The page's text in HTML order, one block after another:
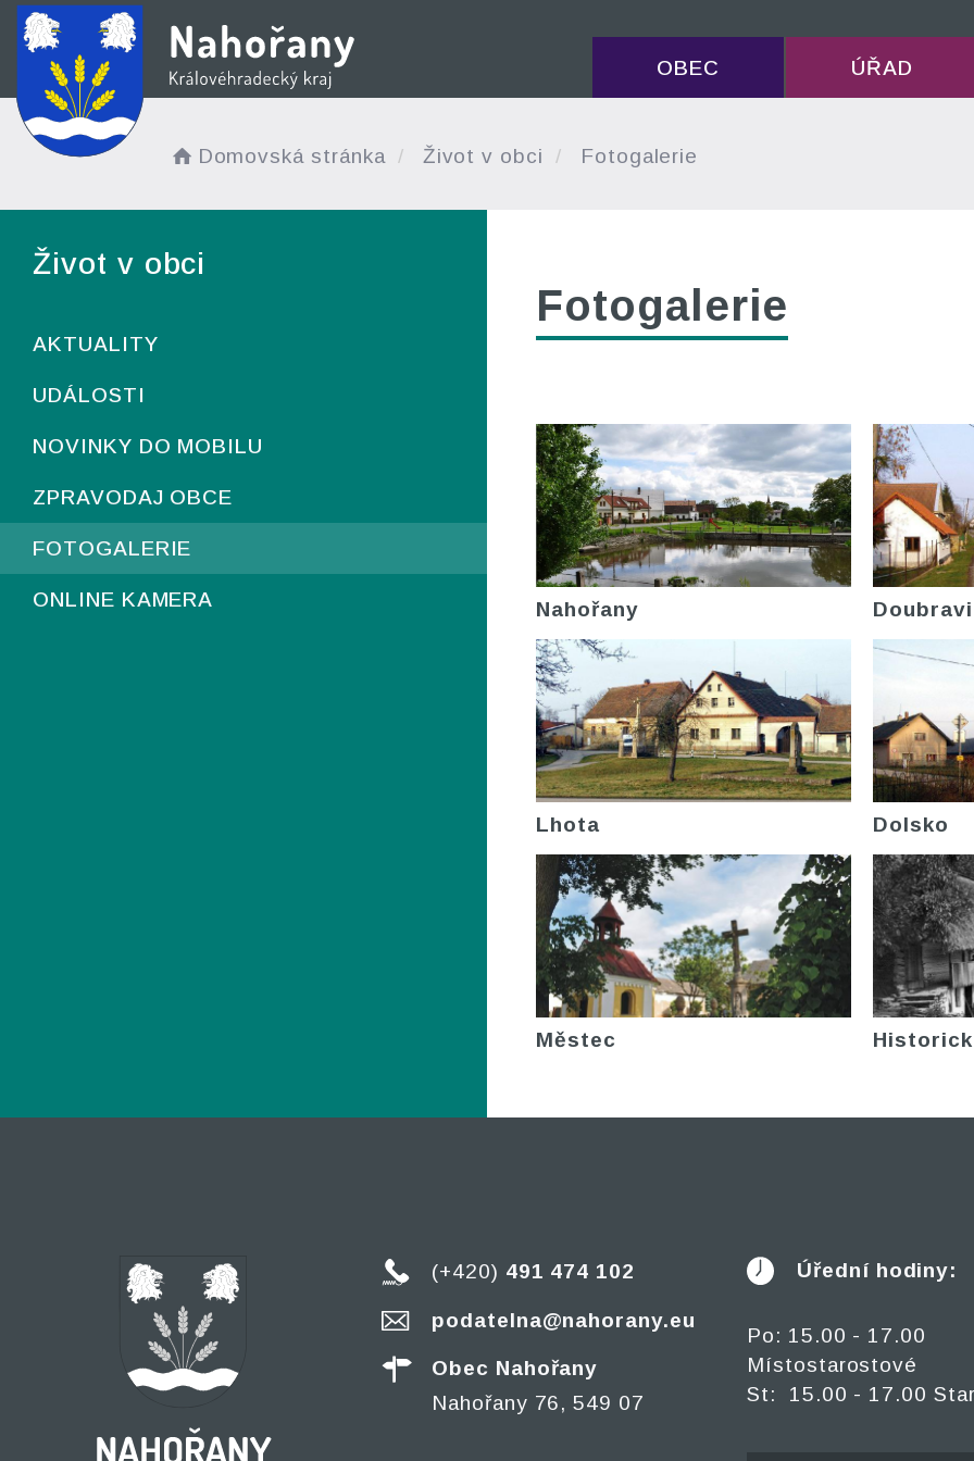
OBEC ÚŘAD
Domovská stránka Život v obci Fotogalerie
Život v obci
AKTUALITY
UDÁLOSTI
NOVINKY DO MOBILU
ZPRAVODAJ OBCE
FOTOGALERIE
ONLINE KAMERA
Fotogalerie
Nahořany
Lhota Dolsko
Městec
(+420) 491 474 102
podatelna@nahorany.eu
Obec Nahořany
Nahořany 76, 549 07
Úřední hodiny:
Po: 15.00 - 17.00
Místostarostové
St: 15.00 - 17.00